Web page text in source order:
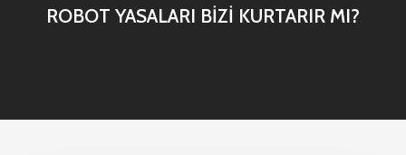
ROBOT YASALARI BİZİ KURTARIR MI?